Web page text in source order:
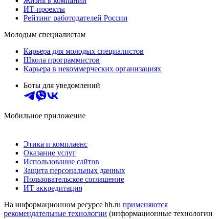
ИТ-проекты
Рейтинг работодателей России
Молодым специалистам
Карьера для молодых специалистов
Школа программистов
Карьера в некоммерческих организациях
Боты для уведомлений
Мобильное приложение
Этика и комплаенс
Оказание услуг
Использование сайтов
Защита персональных данных
Пользовательское соглашение
ИТ аккредитация
На информационном ресурсе hh.ru применяются
рекомендательные технологии (информационные технологии